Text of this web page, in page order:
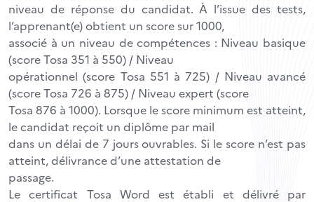
niveau de réponse du candidat. À l’issue des tests,
l’apprenant(e) obtient un score sur 1000,
associé à un niveau de compétences : Niveau basique
(score Tosa 351 à 550) / Niveau
opérationnel (score Tosa 551 à 725) / Niveau avancé
(score Tosa 726 à 875) / Niveau expert (score
Tosa 876 à 1000). Lorsque le score minimum est atteint,
le candidat reçoit un diplôme par mail
dans un délai de 7 jours ouvrables. Si le score n’est pas
atteint, délivrance d’une attestation de
passage.
Le certificat Tosa Word est établi et délivré par